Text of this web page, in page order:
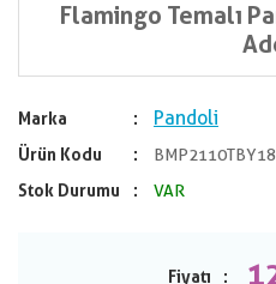
Flamingo Temalı
Marka Pandoli
Ürün Kodu
Stok Durumu
VAR
Fiyatı